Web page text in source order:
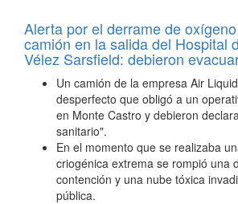
Alerta por el derrame de
camión en la salida del Hospital
Vélez Sarsfield: debieron
Un camión de la empresa Air
desperfecto que obligó a un
en Monte Castro y debieron
sanitario".
En el momento que se realizaba
criogénica extrema se rompió una
contención y una nube tóxica
pública.